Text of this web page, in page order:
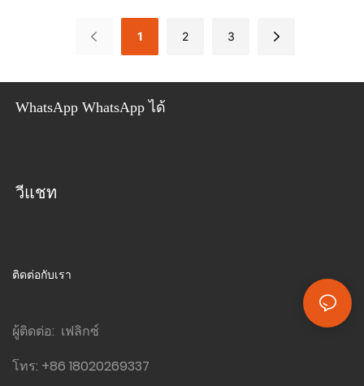
ซึ่งประกอบด้วย 2 ห้องนอน 1 ห้องน้ำ
และ 1 ห้องครัว การออกแบบที่กะทัดรัด
แต่เน้นประโยชน์ใช้สอยนี้เหมาะ
1
2 3
WhatsApp WhatsApp ได้
วีแชท
ติดต่อกับเรา
ผู้ติดต่อ: เฟลิกซ์
โทร: +86 18020269337